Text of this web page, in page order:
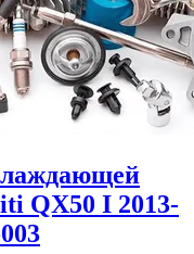
QX50 I 2013-